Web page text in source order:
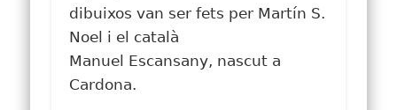
dibuixos van ser fets per Martín S.
Noel i el català
Manuel Escansany, nascut a
Cardona.